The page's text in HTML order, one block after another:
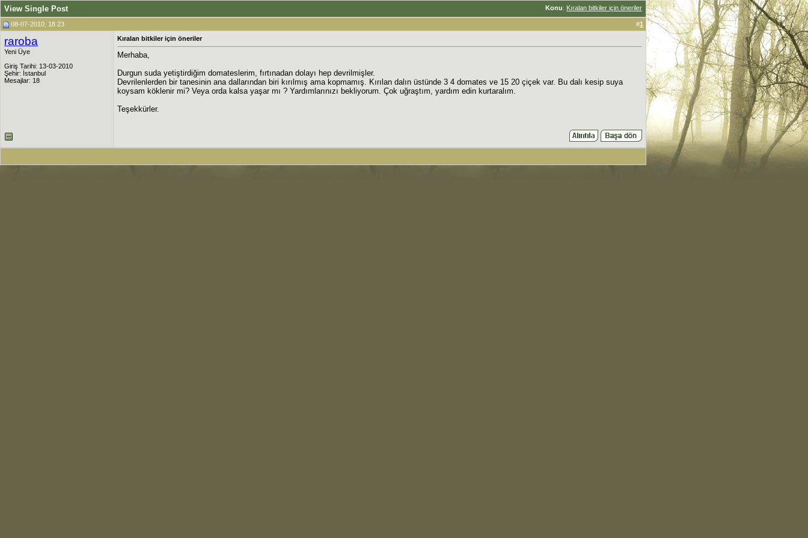
Konu: Kıralan bitkiler için öneriler
View Single Post
08-07-2010, 18:23 #1
raroba
Yeni Üye
Giriş Tarihi: 13-03-2010
Şehir: İstanbul
Mesajlar: 18
Kıralan bitkiler için öneriler
Merhaba,
Durgun suda yetiştirdiğim domateslerim, fırtınadan dolayı hep devrilmişler.
Devrilenlerden bir tanesinin ana dallarından biri kırılmış ama kopmamış. Kırılan dalın üstünde 3 4 domates ve 15 20 çiçek var. Bu dalı kesip suya
koysam köklenir mi? Veya orda kalsa yaşar mı ? Yardımlarınızı bekliyorum. Çok uğraştım, yardım edin kurtaralım.
Teşekkürler.